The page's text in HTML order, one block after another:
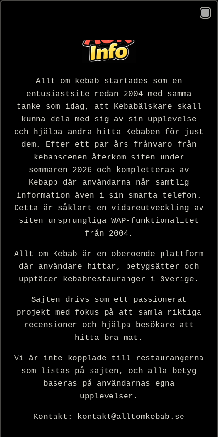
Allt om kebab startades som en
entusiastsite redan 2004 med samma
tanke som idag, att Kebabälskare skall
kunna dela med sig av sin upplevelse
och hjälpa andra hitta Kebaben för just
dem. Efter ett par års frånvaro från
kebabscenen återkom siten under
sommaren 2026 och kompletteras av
Kebapp där användarna når samtlig
information även i sin smarta telefon.
Detta är såklart en vidareutveckling av
siten ursprungliga WAP-funktionalitet
från 2004.
Allt om Kebab är en oberoende plattform
där användare hittar, betygsätter och
upptäcer kebabrestauranger i Sverige.
Sajten drivs som ett passionerat
projekt med fokus på att samla riktiga
recensioner och hjälpa besökare att
hitta bra mat.
Vi är inte kopplade till restaurangerna
som listas på sajten, och alla betyg
baseras på användarnas egna
upplevelser.
Kontakt: kontakt@alltomkebab.se